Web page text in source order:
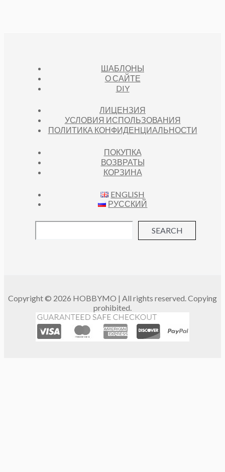
ШАБЛОНЫ
О САЙТЕ
DIY
ЛИЦЕНЗИЯ
УСЛОВИЯ ИСПОЛЬЗОВАНИЯ
ПОЛИТИКА КОНФИДЕНЦИАЛЬНОСТИ
ПОКУПКА
ВОЗВРАТЫ
КОРЗИНА
ENGLISH
РУССКИЙ
SEARCH
Copyright © 2026 HOBBYMO | All rights reserved. Copying
prohibited.